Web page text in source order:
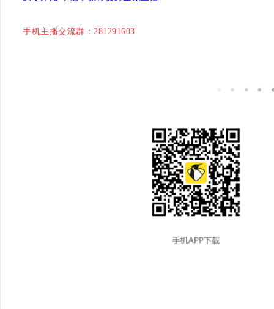
手机主播交流群：281291603